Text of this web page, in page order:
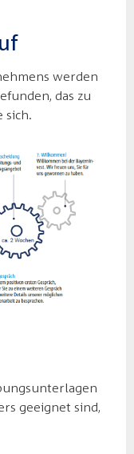
werden
das zu
sich.
geeignet sind,